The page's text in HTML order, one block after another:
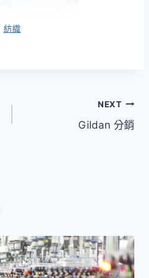
紡織
NEXT
Gildan 分銷